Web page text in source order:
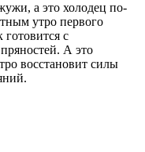
а это холодец по-
утро первого
с
А это
восстановит силы